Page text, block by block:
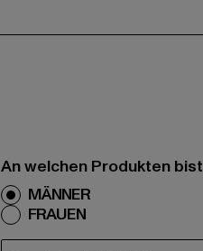
An welchen Produkten
MÄNNER
FRAUEN